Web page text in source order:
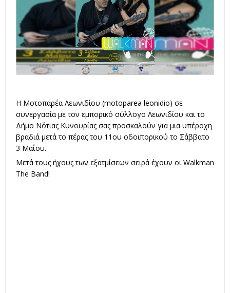
Η Μοτοπαρέα Λεωνιδίου (motoparea leonidio) σε
συνεργασία με τον εμπορικό σύλλογο Λεωνιδίου και το
Δήμο Νότιας Κυνουρίας σας προσκαλούν για μια υπέροχη
βραδιά μετά το πέρας του 11ου οδοιπορικού το Σάββατο
3 Μαΐου.
Μετά τους ήχους των εξατμίσεων σειρά έχουν οι Walkman
The Band!